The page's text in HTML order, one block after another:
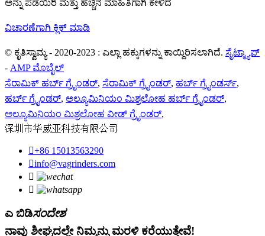
ಅನ್ನು ಪಡೆಯಿರಿ ಮತ್ತು ಹೆಚ್ಚಿನ ಮಾಹಿತಿಗಾಗಿ ಕೇಳಿದೆ
ವಿಚಾರಣೆಗಾಗಿ ಕ್ಲಿಕ್ ಮಾಡಿ
© ಕೃತಿಸ್ವಾಮ್ಯ - 2020-2023 : ಎಲ್ಲಾ ಹಕ್ಕುಗಳನ್ನು ಕಾಯ್ದಿರಿಸಲಾಗಿದೆ. ಸೈಟ್ಮ್ಯಾಪ್
- AMP ಮೊಬೈಲ್
ಸೆರಾಮಿಕ್ ಹರ್ಬ್ ಗ್ರೈಂಡರ್, ಸೆರಾಮಿಕ್ ಗ್ರೈಂಡರ್, ಹರ್ಬ್ ಗ್ರೈಂಡರ್ಸ್,
ಹರ್ಬ್ ಗ್ರೈಂಡರ್, ಅಲ್ಯೂಮಿನಿಯಂ ಮಿಶ್ರಲೋಹ ಹರ್ಬ್ ಗ್ರೈಂಡರ್,
ಅಲ್ಯೂಮಿನಿಯಂ ಮಿಶ್ರಲೋಹ ವೀಡ್ ಗ್ರೈಂಡರ್,
深圳市华威亚科技有限公司
+86 15013563290
info@vagrinders.com


ಎ ಬಿಡಿಸಂದೇಶ
ನಾವು ಶೀಘ್ರದಲ್ಲೇ ನಿಮ್ಮನ್ನು ಮರಳಿ ಕರೆಯುತ್ತೇವೆ!